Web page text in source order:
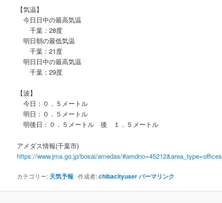
【気温】
今日日中の最高気温
千葉：28度
明日朝の最低気温
千葉：21度
明日日中の最高気温
千葉：29度
【波】
今日：０．５メートル
明日：０．５メートル
明後日：０．５メートル 後 １．５メートル
アメダス情報(千葉市)
https://www.jma.go.jp/bosai/amedas/
カテゴリー: 天気予報 作成者:chibacityuserパーマリンク